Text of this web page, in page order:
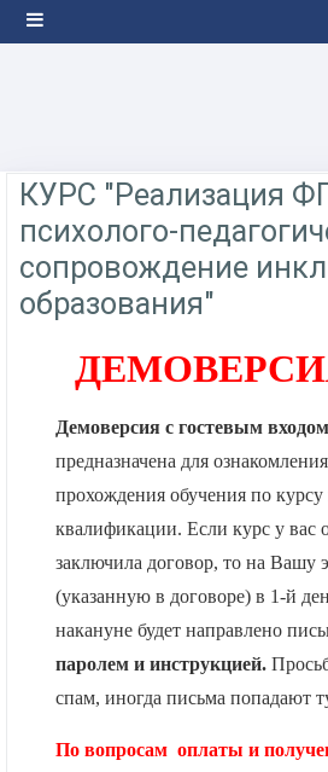
Боковая панель
Тематический план
КУРС "Реализация
психолого-
сопровождение
образования"
Демоверсия с гостевым
предназначена для
прохождения обучения по
квалификации. Если курс у вас
заключила договор, то на Вашу
(указанную в договоре) в 1-й
накануне будет направлено
паролем и инструкцией.
спам, иногда письма попадают
По вопросам оплаты и